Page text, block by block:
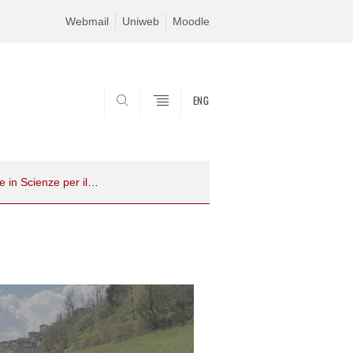
Webmail Uniweb Moodle
ENG
Giornate di presentazione dei lavori degli studenti - Laurea magistrale in Scienze per il paesaggio